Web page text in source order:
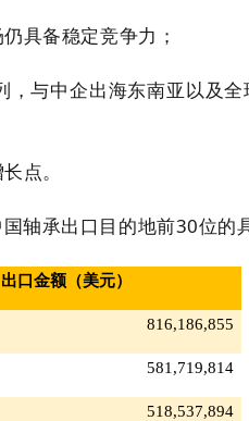
具备稳定竞争力；
，与中企出海东南亚以及
点。
轴承出口目的地前30位的
出口金额（美元）
816,186,855
581,719,814
518,537,894